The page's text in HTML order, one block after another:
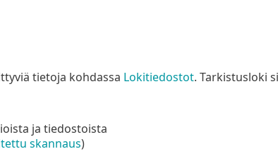
tietoja kohdassa Lokitiedostot. Tarkistusloki
ja tiedostoista
skannaus)